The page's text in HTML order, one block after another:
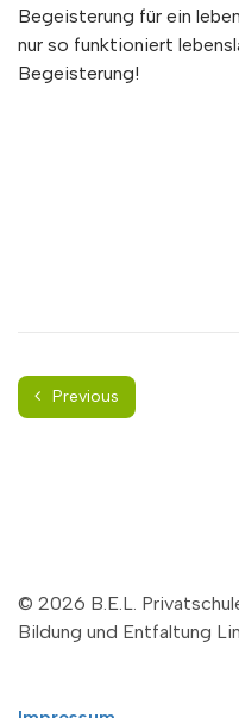
Begeisterung für ein
nur so funktioniert
Begeisterung!
Previous
© 2026 B.E.L.
Bildung und Entfaltung